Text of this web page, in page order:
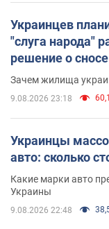
Украинцев
"слуга народа"
решение о
Зачем жилища
9.08.2026 23:18
Украинцы
авто: сколько
Какие марки авто
Украины
9.08.2026 22:48